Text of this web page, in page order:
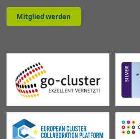
Mitglied werden